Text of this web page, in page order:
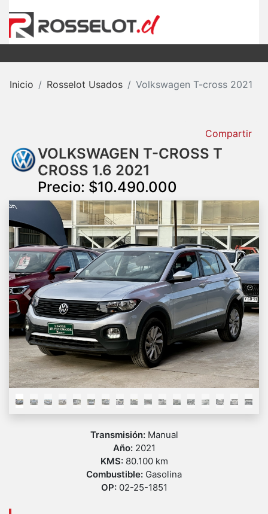
Inicio Rosselot Usados Volkswagen T-cross 2021
Compartir
VOLKSWAGEN T-CROSS T
CROSS 1.6 2021
Precio: $10.490.000
Previous Next
Transmisión: Manual
Año: 2021
KMS: 80.100 km
Combustible: Gasolina
OP: 02-25-1851